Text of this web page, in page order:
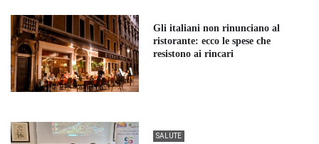
Gli italiani non rinunciano al
ristorante: ecco le spese che
resistono ai rincari
SALUTE